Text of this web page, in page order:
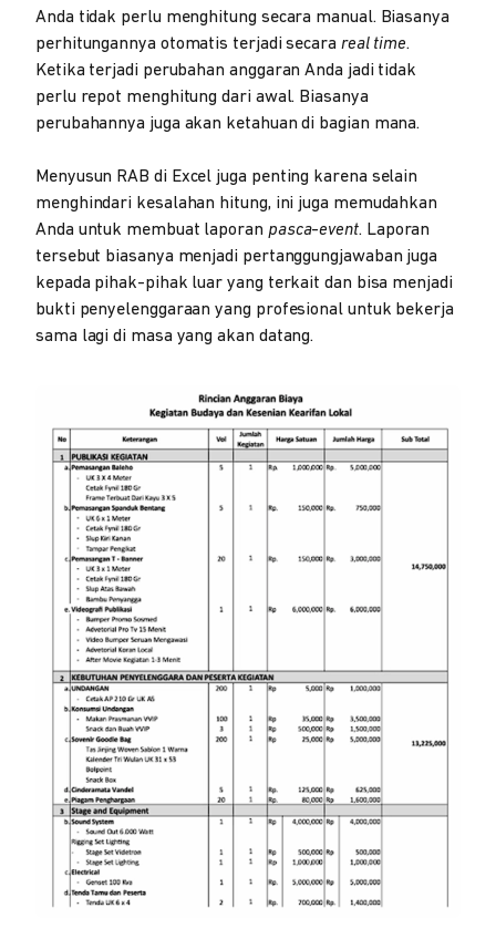
Anda tidak perlu menghitung secara manual. Biasanya
perhitungannya otomatis terjadi secara real time.
Ketika terjadi perubahan anggaran Anda jadi tidak
perlu repot menghitung dari awal. Biasanya
perubahannya juga akan ketahuan di bagian mana.
Menyusun RAB di Excel juga penting karena selain
menghindari kesalahan hitung, ini juga memudahkan
Anda untuk membuat laporan pasca-event. Laporan
tersebut biasanya menjadi pertanggungjawaban juga
kepada pihak-pihak luar yang terkait dan bisa menjadi
bukti penyelenggaraan yang profesional untuk bekerja
sama lagi di masa yang akan datang.